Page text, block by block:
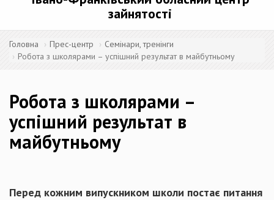
зайнятості
Головна Прес-центр
Семінари, тренінги
Робота з школярами – успішний результат в майбутньому
Робота з школярами –
успішний результат в
майбутньому
Перед кожним випускником школи постає питання